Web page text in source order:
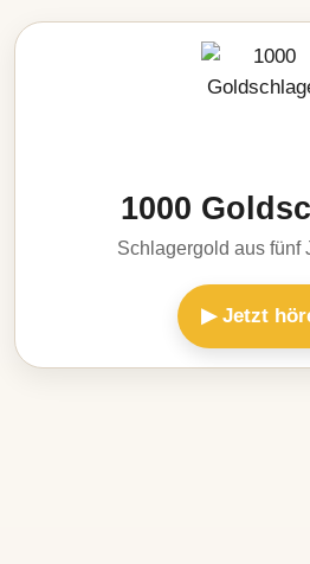
1000
Schlagergold aus fünf
▶ Jetzt